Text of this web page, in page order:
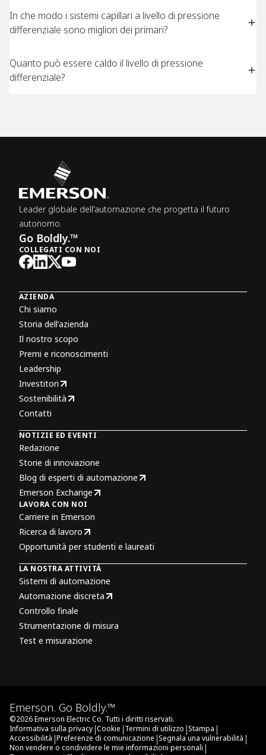
In che modo i sistemi capillari a livello di pressione
differenziale sono migliori dei primari?​ ​
Quanto può essere caldo il livello di pressione
differenziale?​ ​
Leader globale dell'automazione che progetta il futuro
autonomo.
Go Boldly.™
COLLEGATI CON NOI
AZIENDA
Chi siamo
Storia dell'azienda
Il nostro scopo
Premi e riconoscimenti
Leadership
Investitori
Sostenibilità
Contatti
NOTIZIE ED EVENTI
Redazione
Storie di innovazione
Blog di esperti di automazione
Emerson Exchange
LAVORA CON NOI
Carriere in Emerson
Ricerca di lavoro
Opportunità per studenti e laureati
LA NOSTRA ATTIVITÀ
Sistemi di automazione
Automazione discreta
Controllo finale
Strumentazione di misura
Test e misurazione
Emerson. Go Boldly.™
©2026Emerson Electric Co. Tutti i diritti riservati.
Informativa sulla privacy |Cookie |Termini di utilizzo |Stampa |
Accessibilità |Preferenze di comunicazione |Segnala una vulnerabilità |
Non vendere o condividere le mie informazioni personali |